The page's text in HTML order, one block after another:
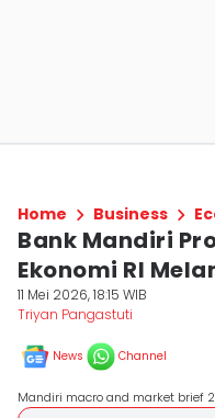
Home Business
Bank Mandiri
Ekonomi RI
11 Mei 2026, 18:15 WIB
Triyan Pangastuti
News Channel
Mandiri macro and market brief